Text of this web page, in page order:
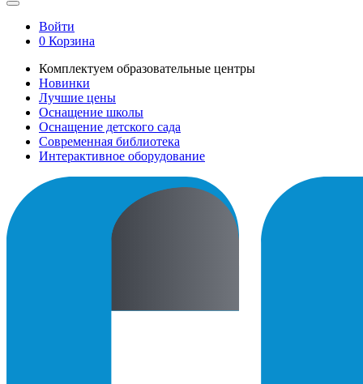
Войти
0 Корзина
Комплектуем образовательные центры
Новинки
Лучшие цены
Оснащение школы
Оснащение детского сада
Современная библиотека
Интерактивное оборудование